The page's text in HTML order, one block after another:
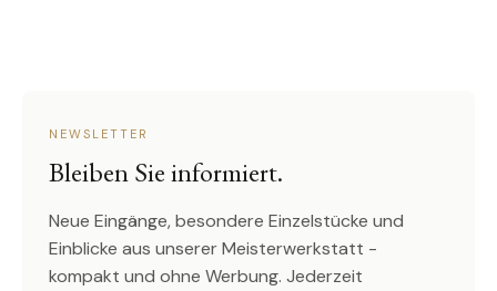
NEWSLETTER
Bleiben Sie informiert.
Neue Eingänge, besondere Einzelstücke und
Einblicke aus unserer Meisterwerkstatt -
kompakt und ohne Werbung. Jederzeit